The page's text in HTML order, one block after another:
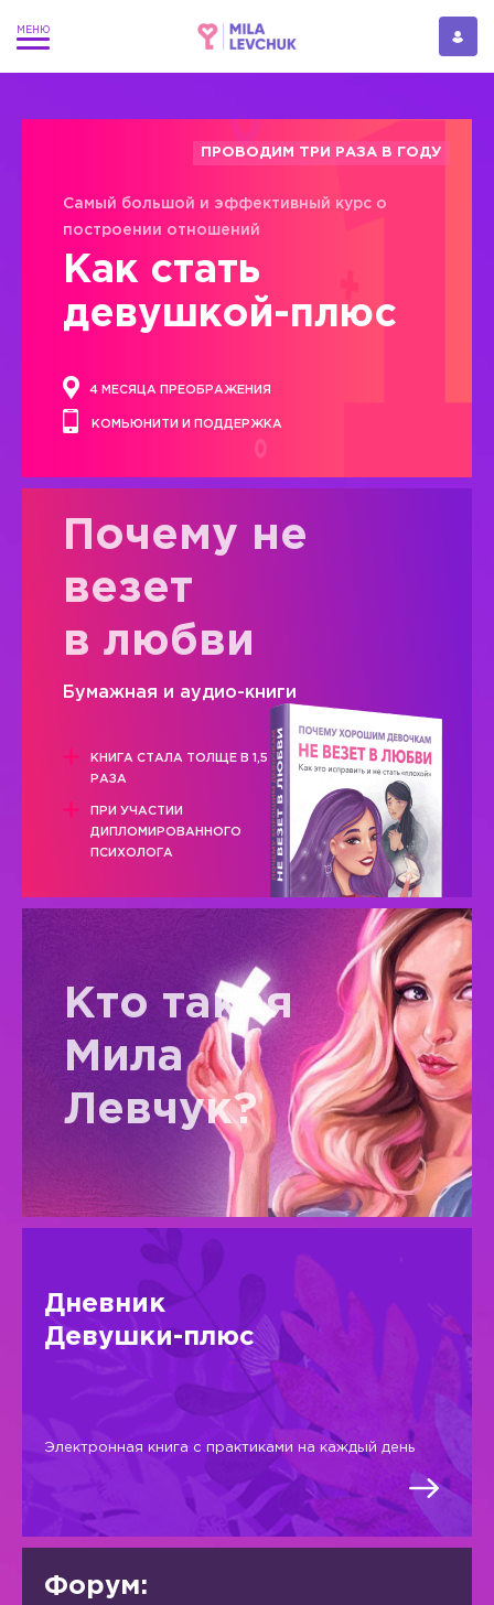
ПРОВОДИМ ТРИ РАЗА В ГОДУ
Самый большой и эффективный курс о
построении отношений
Как стать
девушкой-плюс
4 МЕСЯЦА ПРЕОБРАЖЕНИЯ
КОМЬЮНИТИ И ПОДДЕРЖКА
Почему не
везет
в любви
Бумажная и аудио-книги
КНИГА СТАЛА ТОЛЩЕ В 1,5
РАЗА
ПРИ УЧАСТИИ
ДИПЛОМИРОВАННОГО
ПСИХОЛОГА
Кто такая
Мила
Левчук?
Дневник
Девушки-плюс
Электронная книга с практиками на каждый день
Форум: